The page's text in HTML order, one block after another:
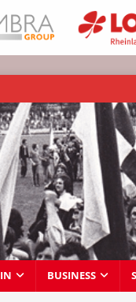
BUSINESS